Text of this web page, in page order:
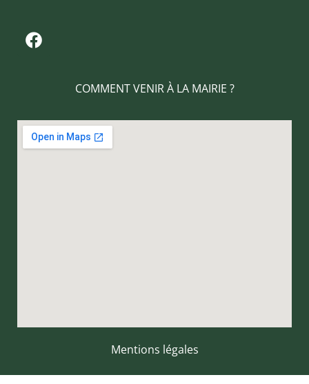
COMMENT VENIR À LA MAIRIE ?
Mentions légales